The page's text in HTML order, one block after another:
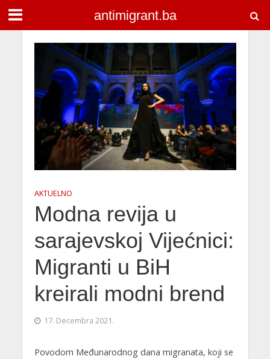
antimigrant.ba
AKTUELNO
Modna revija u
sarajevskoj Vijećnici:
Migranti u BiH
kreirali modni brend
17. Decembra 2021.
Povodom Međunarodnog dana migranata, koji se